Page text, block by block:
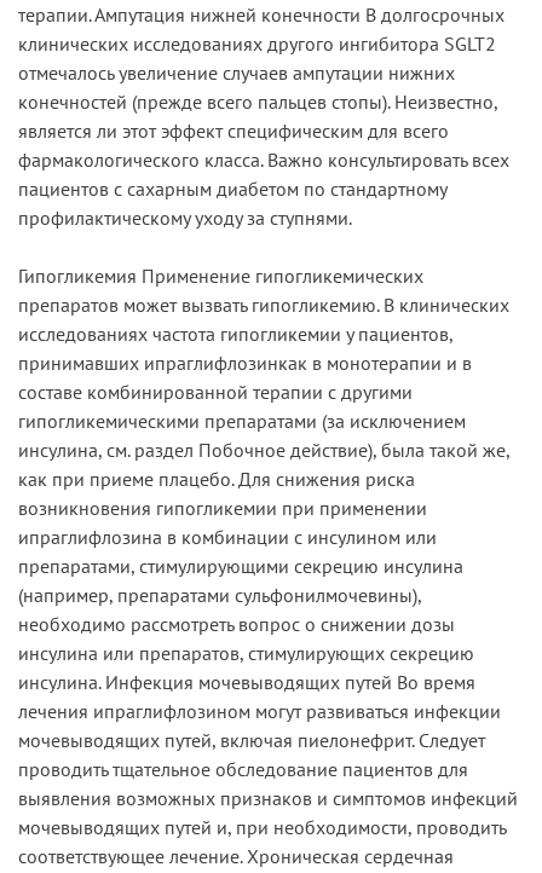
терапии. Ампутация нижней конечности В долгосрочных
клинических исследованиях другого ингибитора SGLT2
отмечалось увеличение случаев ампутации нижних
конечностей (прежде всего пальцев стопы). Неизвестно,
является ли этот эффект специфическим для всего
фармакологического класса. Важно консультировать всех
пациентов с сахарным диабетом по стандартному
профилактическому уходу за ступнями.
Гипогликемия Применение гипогликемических
препаратов может вызвать гипогликемию. В клинических
исследованиях частота гипогликемии у пациентов,
принимавших ипраглифлозинкак в монотерапии и в
составе комбинированной терапии с другими
гипогликемическими препаратами (за исключением
инсулина, см. раздел Побочное действие), была такой же,
как при приеме плацебо. Для снижения риска
возникновения гипогликемии при применении
ипраглифлозина в комбинации с инсулином или
препаратами, стимулирующими секрецию инсулина
(например, препаратами сульфонилмочевины),
необходимо рассмотреть вопрос о снижении дозы
инсулина или препаратов, стимулирующих секрецию
инсулина. Инфекция мочевыводящих путей Во время
лечения ипраглифлозином могут развиваться инфекции
мочевыводящих путей, включая пиелонефрит. Следует
проводить тщательное обследование пациентов для
выявления возможных признаков и симптомов инфекций
мочевыводящих путей и, при необходимости, проводить
соответствующее лечение. Хроническая сердечная